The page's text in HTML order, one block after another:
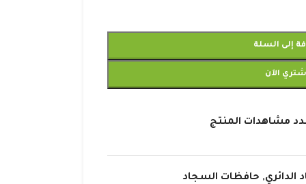
إلى السلة
الآن
مشاهدات المنتج
الدائري, حافظات السجاد